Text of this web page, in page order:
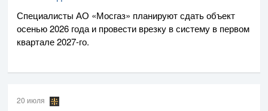
Специалисты АО «Мосгаз» планируют сдать объект
осенью 2026 года и провести врезку в систему в первом
квартале2027-го.
20 июля